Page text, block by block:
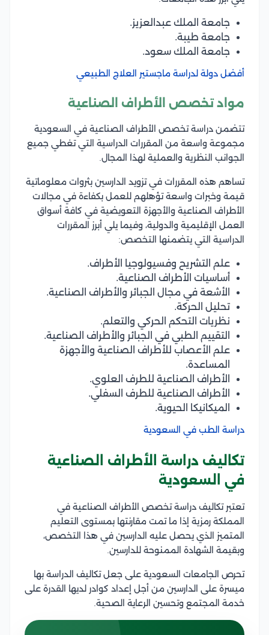
جامعة الملك عبدالعزيز.
جامعة طيبة.
جامعة الملك سعود.
أفضل دولة لدراسة ماجستير العلاج الطبيعي
مواد تخصص الأطراف الصناعية
تتضمن دراسة تخصص الأطراف الصناعية في السعودية
مجموعة واسعة من المقررات الدراسية التي تغطي جميع
الجوانب النظرية والعملية لهذا المجال.
تساهم هذه المقررات في تزويد الدارسين بثروات معلوماتية
قيمة وخبرات واسعة تؤهلهم للعمل بكفاءة في مجالات
الأطراف الصناعية والأجهزة التعويضية في كافة أسواق
العمل الإقليمية والدولية، وفيما يلي أبرز المقررات
الدراسية التي يتضمنها التخصص:
علم التشريح وفسيولوجيا الأطراف.
أساسيات الأطراف الصناعية.
الأشعة في مجال الجبائر والأطراف الصناعية.
تحليل الحركة.
نظريات التحكم الحركي والتعلم.
التقييم الطبي في الجبائر والأطراف الصناعية.
علم الأعصاب للأطراف الصناعية والأجهزة
المساعدة.
الأطراف الصناعية للطرف العلوي.
الأطراف الصناعية للطرف السفلي.
الميكانيكا الحيوية.
دراسة الطب في السعودية
تكاليف دراسة الأطراف الصناعية
في السعودية
تعتبر تكاليف دراسة تخصص الأطراف الصناعية في
المملكة رمزية إذا ما تمت مقارنتها بمستوى التعليم
المتميز الذي يحصل عليه الدارسين في هذا التخصص،
وبقيمة الشهادة الممنوحة للدارسين.
تحرص الجامعات السعودية على جعل تكاليف الدراسة بها
ميسرة على الدارسين من أجل إعداد كوادر لديها القدرة على
خدمة المجتمع وتحسين الرعاية الصحية.